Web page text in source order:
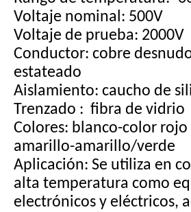
Voltaje nominal: 500V
Voltaje de prueba: 2000V
Conductor: cobre
estateado
Aislamiento: caucho de
Trenzado : fibra de vidrio
Colores: blanco-color
amarillo-amarillo/verde
Aplicación: Se utiliza en
alta temperatura como
electrónicos y eléctricos,